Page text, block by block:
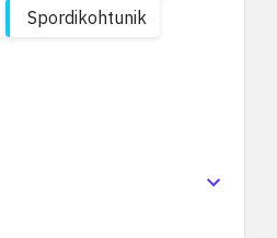
Spordikohtunik